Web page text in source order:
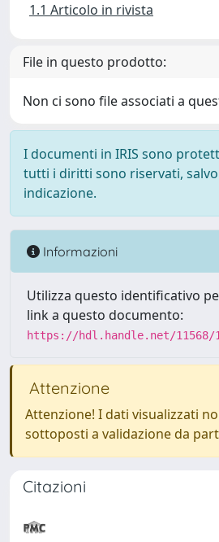
1.1 Articolo in rivista
File in questo prodotto:
Non ci sono file associati a
I documenti in IRIS sono
tutti i diritti sono riservati,
indicazione.
Informazioni
Utilizza questo identificativo
link a questo documento:
https://hdl.handle.net/11568/
Attenzione
Attenzione! I dati visualizzati
sottoposti a validazione da
Citazioni